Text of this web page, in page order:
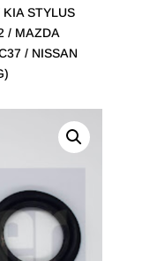
STYLUS
/ MAZDA
/ NISSAN